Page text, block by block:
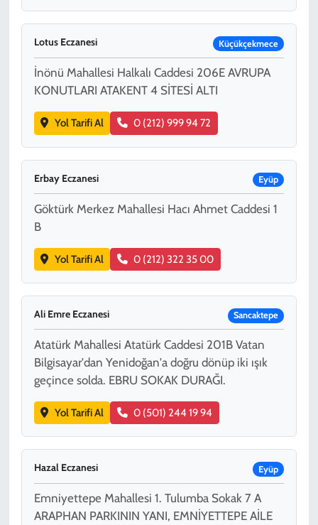
Lotus Eczanesi Küçükçekmece
İnönü Mahallesi Halkalı Caddesi 206E AVRUPA
KONUTLARI ATAKENT 4 SİTESİ ALTI
Yol Tarifi Al 0 (212) 999 94 72
Erbay Eczanesi Eyüp
Göktürk Merkez Mahallesi Hacı Ahmet Caddesi 1
B
Yol Tarifi Al 0 (212) 322 35 00
Ali Emre Eczanesi Sancaktepe
Atatürk Mahallesi Atatürk Caddesi 201B Vatan
Bilgisayar'dan Yenidoğan'a doğru dönüp iki ışık
geçince solda. EBRU SOKAK DURAĞI.
Yol Tarifi Al 0 (501) 244 19 94
Hazal Eczanesi Eyüp
Emniyettepe Mahallesi 1. Tulumba Sokak 7 A
ARAPHAN PARKININ YANI, EMNİYETTEPE AİLE